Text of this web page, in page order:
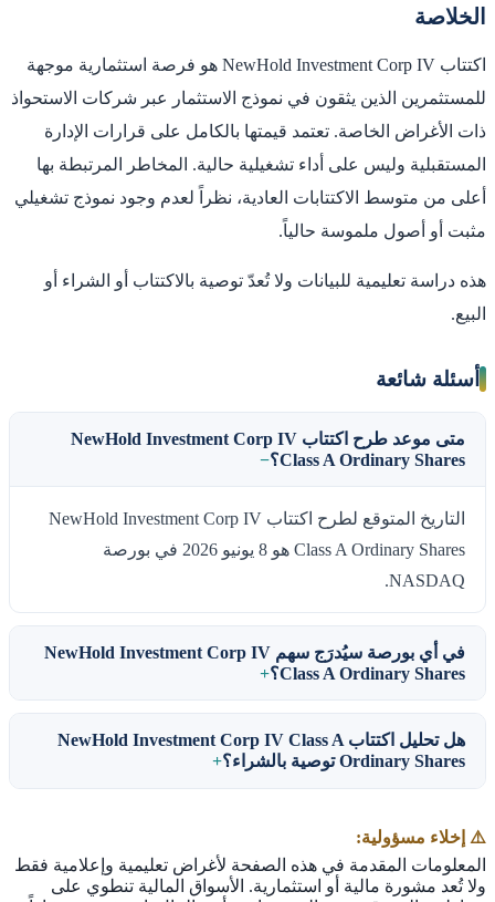
الخلاصة
اكتتاب NewHold Investment Corp IV هو فرصة استثمارية موجهة
للمستثمرين الذين يثقون في نموذج الاستثمار عبر شركات الاستحواذ
ذات الأغراض الخاصة. تعتمد قيمتها بالكامل على قرارات الإدارة
المستقبلية وليس على أداء تشغيلية حالية. المخاطر المرتبطة بها
أعلى من متوسط الاكتتابات العادية، نظراً لعدم وجود نموذج تشغيلي
مثبت أو أصول ملموسة حالياً.
هذه دراسة تعليمية للبيانات ولا تُعدّ توصية بالاكتتاب أو الشراء أو
البيع.
أسئلة شائعة
متى موعد طرح اكتتاب NewHold Investment Corp IV
Class A Ordinary Shares؟
التاريخ المتوقع لطرح اكتتاب NewHold Investment Corp IV
Class A Ordinary Shares هو 8 يونيو 2026 في بورصة
NASDAQ.
في أي بورصة سيُدرَج سهم NewHold Investment Corp IV
Class A Ordinary Shares؟
هل تحليل اكتتاب NewHold Investment Corp IV Class A
Ordinary Shares توصية بالشراء؟
⚠️ إخلاء مسؤولية:
المعلومات المقدمة في هذه الصفحة لأغراض تعليمية وإعلامية فقط
ولا تُعد مشورة مالية أو استثمارية. الأسواق المالية تنطوي على